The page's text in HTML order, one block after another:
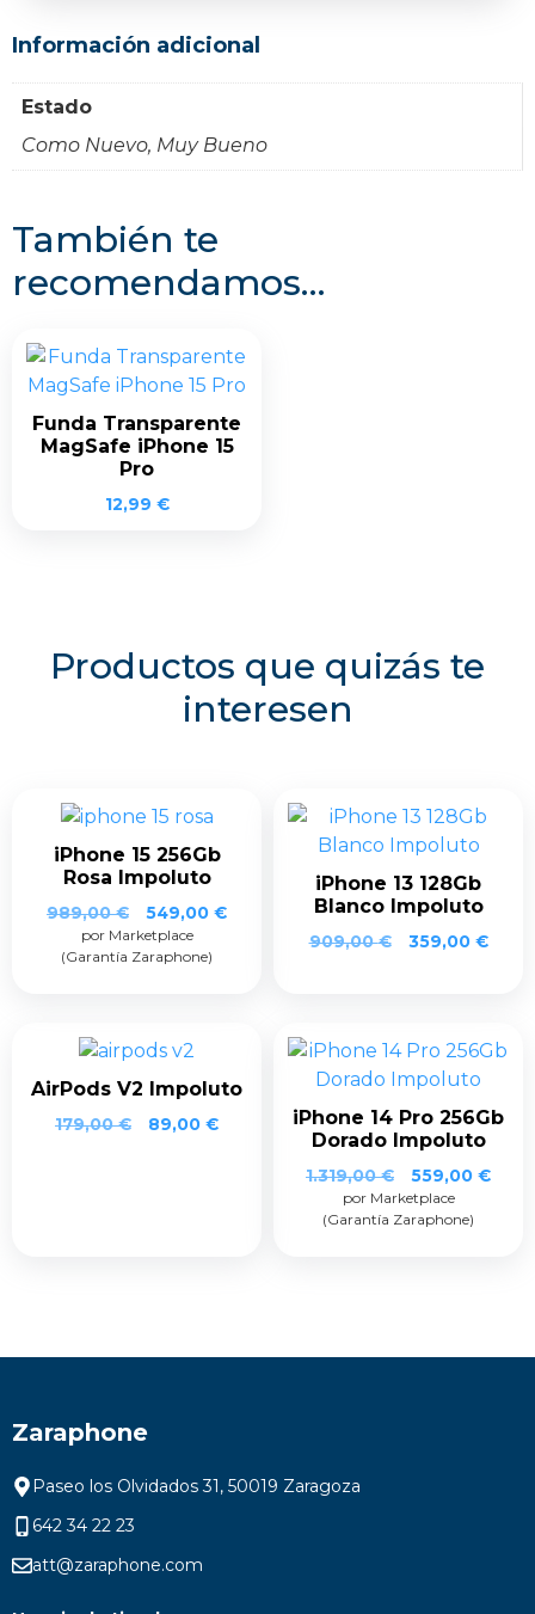
Información adicional
Estado
Como Nuevo, Muy Bueno
También te
recomendamos…
Funda Transparente
MagSafe iPhone 15
Pro
12,99 €
Productos que quizás te
interesen
iPhone 15 256Gb
Rosa Impoluto
989,00€ 549,00 €
por Marketplace
(Garantía Zaraphone)
iPhone 13 128Gb
Blanco Impoluto
909,00€ 359,00 €
AirPods V2 Impoluto
179,00€ 89,00 €
iPhone 14 Pro 256Gb
Dorado Impoluto
1.319,00€ 559,00 €
por Marketplace
(Garantía Zaraphone)
Zaraphone
Paseo los Olvidados 31, 50019 Zaragoza
642 34 22 23
att@zaraphone.com